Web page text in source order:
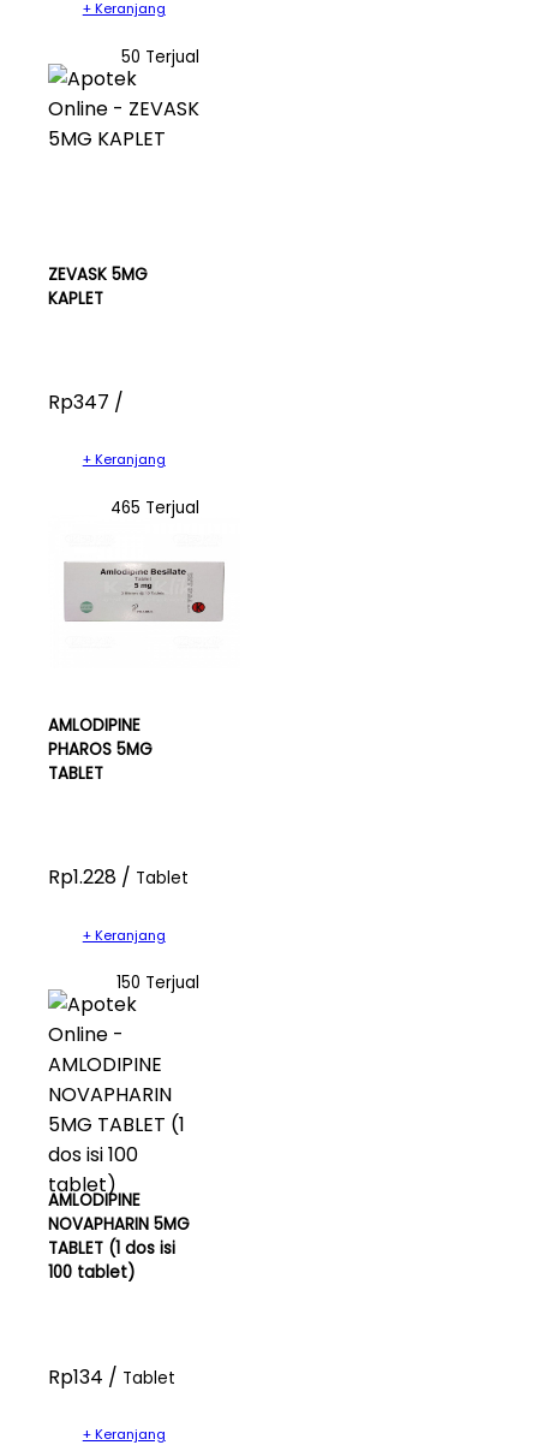
+ Keranjang
50 Terjual
ZEVASK 5MG
KAPLET
Rp347 /
+ Keranjang
465 Terjual
AMLODIPINE
PHAROS 5MG
TABLET
Rp1.228 / Tablet
+ Keranjang
150 Terjual
AMLODIPINE
NOVAPHARIN 5MG
TABLET (1 dos isi
100 tablet)
Rp134 / Tablet
+ Keranjang